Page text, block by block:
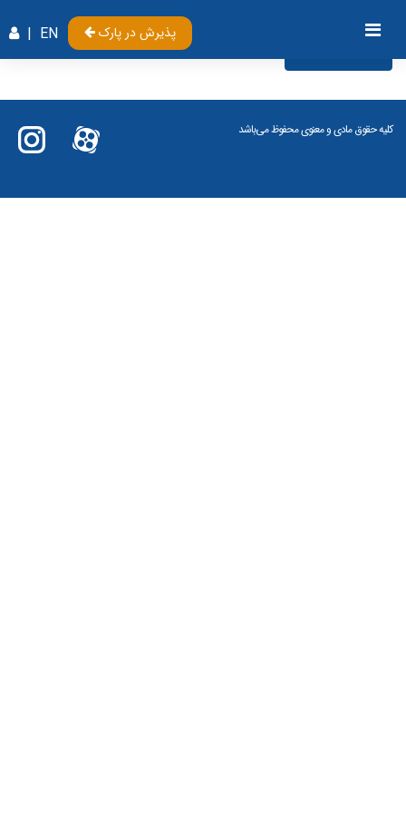
EN
| پذیرش در پارک
کلیه حقوق مادی و معنوی محفوظ می‌باشد